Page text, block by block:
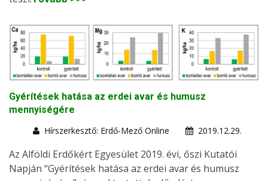
Gyérítések hatása az erdei avar és humusz
mennyiségére
Hírszerkesztő: Erdő-Mező Online
2019.12.29.
Az Alföldi Erdőkért Egyesület 2019. évi, őszi Kutatói
Napján “Gyérítések hatása az erdei avar és humusz